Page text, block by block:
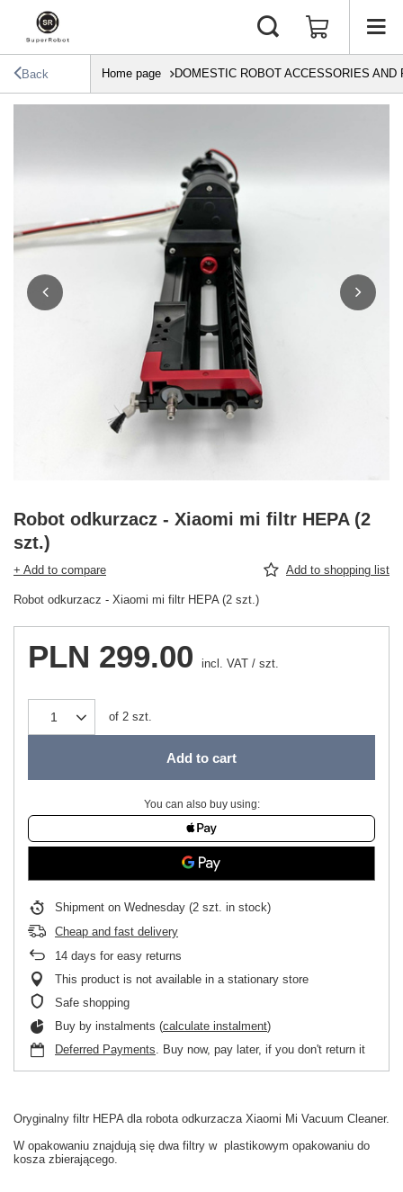
Back Home page DOMESTIC ROBOT ACCESSORIES AND
Robot odkurzacz - Xiaomi mi filtr HEPA (2
szt.)
+ Add to compare Add to shopping list
Robot odkurzacz - Xiaomi mi filtr HEPA (2 szt.)
PLN 299.00 incl. VAT / szt.
of 2 szt.
Add to cart
You can also buy using:
Shipment on Wednesday (2 szt. in stock)
Cheap and fast delivery
14 days for easy returns
This product is not available in a stationary store
Safe shopping
Buy by instalments (calculate instalment)
Deferred Payments. Buy now, pay later, if you don't return it
Oryginalny filtr HEPA dla robota odkurzacza Xiaomi Mi Vacuum Cleaner.
W opakowaniu znajdują się dwa filtry w plastikowym opakowaniu do
kosza zbierającego.